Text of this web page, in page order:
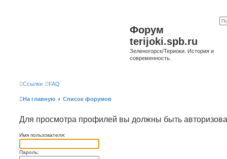
Форум
terijoki.spb.ru
Зеленогорск/Териоки. История и
современность.
Ссылки FAQ
На главную Список форумов
Для просмотра профилей вы должны быть
Имя пользователя:
Пароль: